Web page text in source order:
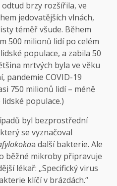
brzy rozšířila, ve
jedovatějších vlnách,
téměř všude. Během
500 milionů lidí po celém
populace, a zabila 50
mrtvých byla ve věku
pandemie COVID-19
750 milionů lidí – méně
populace.)
byl bezprostřední
se vyznačoval
a další bakterie. Ale
běžné mikroby připravuje
lékař: „Specifický virus
klíčí v brázdách.“